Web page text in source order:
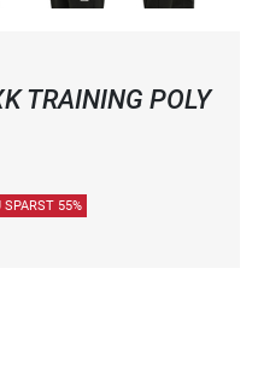
TRAINING POLY
SPARST 55%